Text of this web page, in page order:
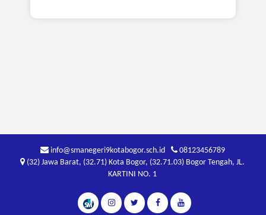
info@smanegeri9kotabogor.sch.id
08123456789
(32) Jawa Barat, (32.71) Kota Bogor, (32.71.03) Bogor Tengah, JL.
KARTINI NO. 1